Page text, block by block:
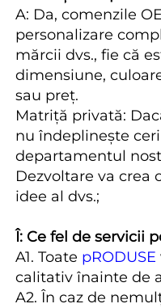
A: Da, comenzile
personalizare
mărcii dvs., fie că
dimensiune,
sau preț.
Matriță privată:
nu îndeplinește
departamentul
Dezvoltare va crea
idee al dvs.;
Î: Ce fel de servicii
A1. Toate pRODUSE
calitativ înainte de
A2. În caz de